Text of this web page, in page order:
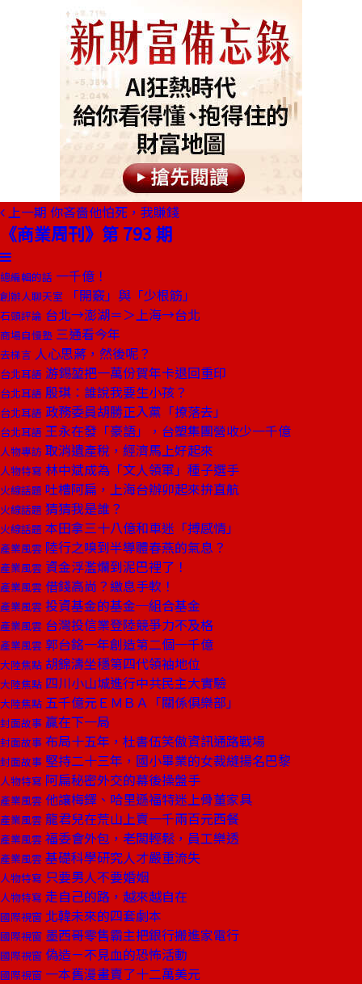
上一期 你吝嗇他怕死，我賺錢
《商業周刊》第 793 期
總編輯的話 一千億！
創辦人聊天室 「開竅」與「少根筋」
石頭評論 台北→澎湖＝＞上海→台北
商場自慢塾 三通看今年
去梯言 人心思蔣，然後呢？
台北耳語 游錫堃把一萬份賀年卡退回重印
台北耳語 殷琪：誰說我要生小孩？
台北耳語 政務委員胡勝正入黨「撩落去」
台北耳語 王永在發「豪語」，台塑集團營收少一千億
人物專訪 取消遺產稅，經濟馬上好起來
人物特寫 林中斌成為「文人領軍」種子選手
火線話題 吐槽阿扁，上海台辦卯起來拚直航
火線話題 猜猜我是誰？
火線話題 本田拿三十八億和車迷「搏感情」
產業風雲 陸行之嗅到半導體春燕的氣息？
產業風雲 資金浮濫爛到泥巴裡了！
產業風雲 借錢高尚？繳息手軟！
產業風雲 投資基金的基金─組合基金
產業風雲 台灣投信業登陸競爭力不及格
產業風雲 郭台銘一年創造第二個一千億
大陸焦點 胡錦濤坐穩第四代領袖地位
大陸焦點 四川小山城進行中共民主大實驗
大陸焦點 五千億元ＥＭＢＡ「關係俱樂部」
封面故事 贏在下一局
封面故事 布局十五年，杜書伍笑傲資訊通路戰場
封面故事 堅持二十三年，國小畢業的女裁縫揚名巴黎
人物特寫 阿扁秘密外交的幕後操盤手
產業風雲 他讓梅鐸、哈里遜福特迷上骨董家具
產業風雲 龍君兒在荒山上賣一千兩百元西餐
產業風雲 福委會外包，老闆輕鬆，員工樂透
產業風雲 基礎科學研究人才嚴重流失
人物特寫 只要男人不要婚姻
人物特寫 走自己的路，越來越自在
國際視窗 北韓未來的四套劇本
國際視窗 墨西哥零售霸主把銀行搬進家電行
國際視窗 偽造－不見血的恐怖活動
國際視窗 一本舊漫畫賣了十二萬美元